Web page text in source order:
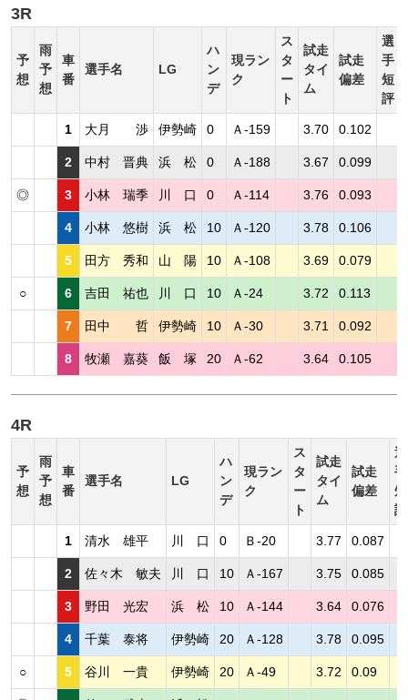
3R
予
想
雨
予
想
車
番
選手名 LG
ハ
ン
デ
現ラン
ク
ス
タ
ー
ト
試走
タイ
ム
試走
偏差
選
手
短
評
1 大月 渉 伊勢崎 0 Ａ-159 3.70 0.102
2 中村 晋典 浜 松 0 Ａ-188 3.67 0.099
◎ 3 小林 瑞季 川 口 0 Ａ-114 3.76 0.093
4 小林 悠樹 浜 松 10 Ａ-120 3.78 0.106
5 田方 秀和 山 陽 10 Ａ-108 3.69 0.079
○ 6 吉田 祐也 川 口 10 Ａ-24 3.72 0.113
7 田中 哲 伊勢崎 10 Ａ-30 3.71 0.092
8 牧瀬 嘉葵 飯 塚 20 Ａ-62 3.64 0.105
4R
予
想
雨
予
想
車
番
選手名 LG
ハ
ン
デ
現ラン
ク
ス
タ
ー
ト
試走
タイ
ム
試走
偏差
選
手
短
評
1 清水 雄平 川 口 0 Ｂ-20 3.77 0.087
2 佐々木 敏夫 川 口 10 Ａ-167 3.75 0.085
3 野田 光宏 浜 松 10 Ａ-144 3.64 0.076
4 千葉 泰将 伊勢崎 20 Ａ-128 3.78 0.095
○ 5 谷川 一貴 伊勢崎 20 Ａ-49 3.72 0.09